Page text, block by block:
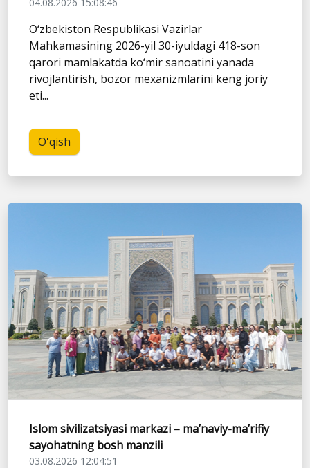
04.08.2026 15:08:46
O‘zbekiston Respublikasi Vazirlar
Mahkamasining 2026-yil 30-iyuldagi 418-son
qarori mamlakatda ko‘mir sanoatini yanada
rivojlantirish, bozor mexanizmlarini keng joriy
eti...
O'qish
Islom sivilizatsiyasi markazi – ma’naviy-ma’rifiy
sayohatning bosh manzili
03.08.2026 12:04:51